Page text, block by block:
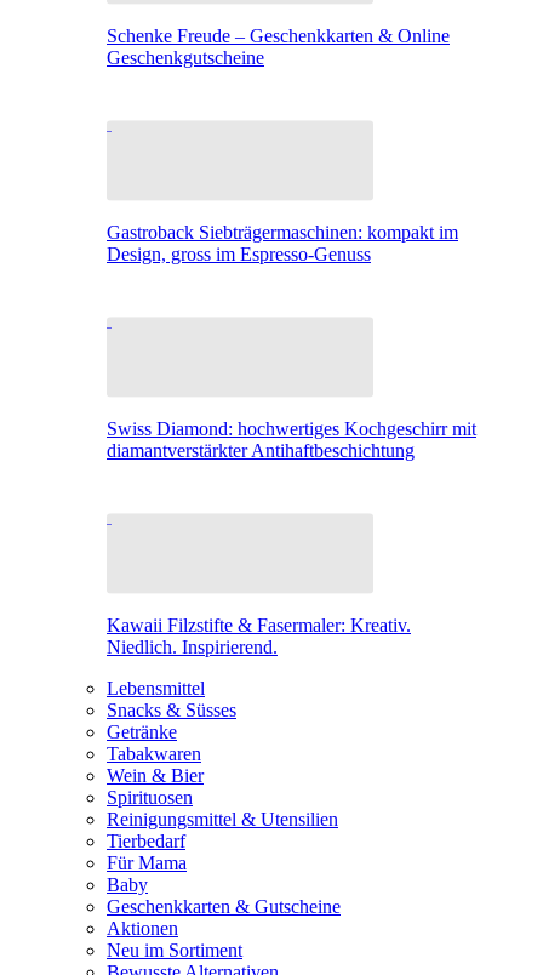
Schenke Freude – Geschenkkarten & Online
Geschenkgutscheine
Gastroback Siebträgermaschinen: kompakt im
Design, gross im Espresso-Genuss
Swiss Diamond: hochwertiges Kochgeschirr mit
diamantverstärkter Antihaftbeschichtung
Kawaii Filzstifte & Fasermaler: Kreativ.
Niedlich. Inspirierend.
Lebensmittel
Snacks & Süsses
Getränke
Tabakwaren
Wein & Bier
Spirituosen
Reinigungsmittel & Utensilien
Tierbedarf
Für Mama
Baby
Geschenkkarten & Gutscheine
Aktionen
Neu im Sortiment